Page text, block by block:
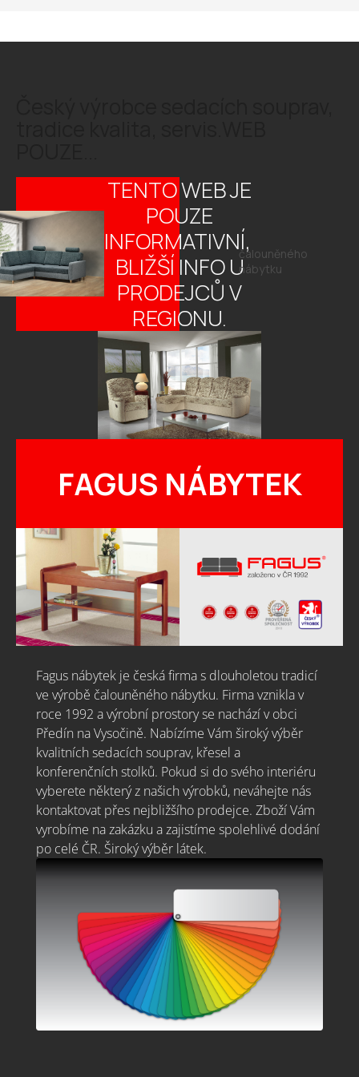
TENTO WEB JE
POUZE
INFORMATIVNÍ,
BLIŽŠÍ INFO U
PRODEJCŮ V
REGIONU.
čalouněného
nábytku
FAGUS NÁBYTEK
Fagus nábytek je česká firma s dlouholetou tradicí
ve výrobě čalouněného nábytku. Firma vznikla v
roce 1992 a výrobní prostory se nachází v obci
Předín na Vysočině. Nabízíme Vám široký výběr
kvalitních sedacích souprav, křesel a
konferenčních stolků. Pokud si do svého interiéru
vyberete některý z našich výrobků, neváhejte nás
kontaktovat přes nejbližšího prodejce. Zboží Vám
vyrobíme na zakázku a zajistíme spolehlivé dodání
po celé ČR. Široký výběr látek.